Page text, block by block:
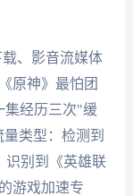
、影音流媒体
原神》最怕团
集经历三次"缓
类型：检测到
识别到《英雄联
游戏加速专